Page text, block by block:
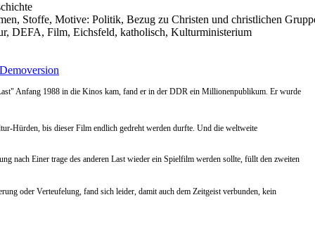
Stoffe, Motive: Politik, Bezug zu Christen und christlichen
DEFA, Film, Eichsfeld, katholisch, Kulturministerium
Demoversion
Anfang 1988 in die Kinos kam, fand er in der DDR ein Millionenpublikum. Er wurde
Hürden, bis dieser Film endlich gedreht werden durfte. Und die weltweite
nach Einer trage des anderen Last wieder ein Spielfilm werden sollte, füllt den zweiten
oder Verteufelung, fand sich leider, damit auch dem Zeitgeist verbunden, kein